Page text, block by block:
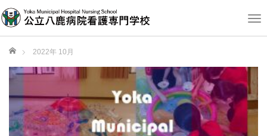
T
l
n
a
ホーム 2022年 10月